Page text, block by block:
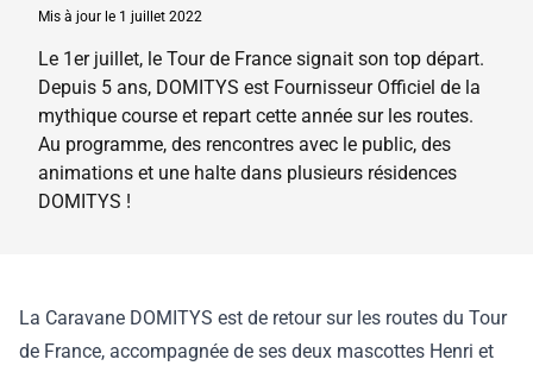
Mis à jour le 1 juillet 2022
Le 1er juillet, le Tour de France signait son top départ.
Depuis 5 ans, DOMITYS est Fournisseur Officiel de la
mythique course et repart cette année sur les routes.
Au programme, des rencontres avec le public, des
animations et une halte dans plusieurs résidences
DOMITYS !
La Caravane DOMITYS est de retour sur les routes du Tour
de France, accompagnée de ses deux mascottes Henri et